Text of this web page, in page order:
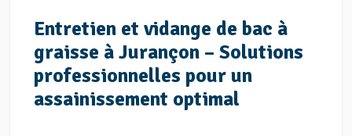
Entretien et vidange de bac à
graisse à Jurançon – Solutions
professionnelles pour un
assainissement optimal